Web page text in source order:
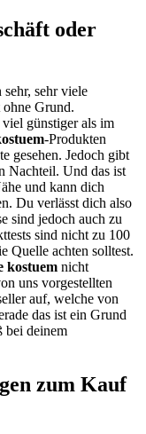
oder
sehr viele
Grund.
günstiger als im
-Produkten
gesehen. Jedoch gibt
Nachteil. Und das ist
und kann dich
Du verlässt dich also
sind jedoch auch zu
sind nicht zu 100
Quelle achten solltest.
kostuem nicht
uns vorgestellten
auf, welche von
das ist ein Grund
bei deinem
zum Kauf